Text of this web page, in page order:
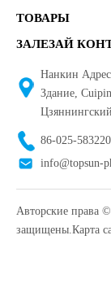
ТОВАРЫ
ЗАЛЕЗАЙ
Нанкин
Здание,
86-025-
info@topsun-
Авторские права
защищены.Карта